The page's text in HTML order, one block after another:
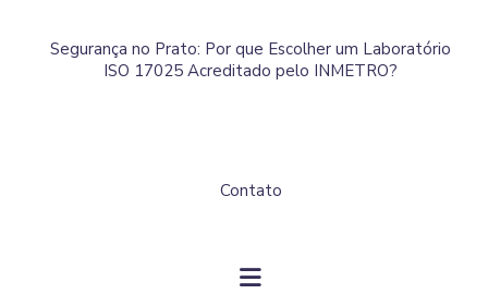
Segurança no Prato: Por que Escolher um Laboratório
ISO 17025 Acreditado pelo INMETRO?
Contato